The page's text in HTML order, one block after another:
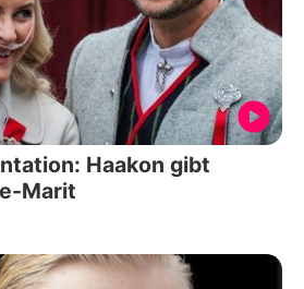
Haakon gibt
Marit